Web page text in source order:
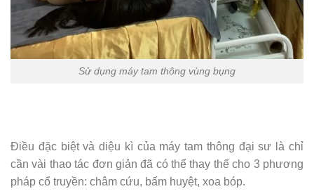
Sử dụng máy tam thông vùng bụng
Điều đặc biệt và diệu kì của máy tam thông đại sư là chỉ
cần vài thao tác đơn giản đã có thể thay thế cho 3 phương
pháp cổ truyền: châm cứu, bấm huyệt, xoa bóp.